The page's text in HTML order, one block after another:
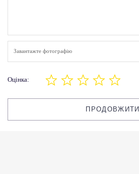
Завантажте фотографію
Оцінка:
ПРОДОВЖИТИ